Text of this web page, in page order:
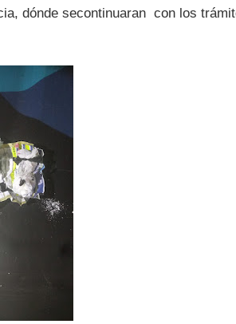
dónde secontinuaran con los